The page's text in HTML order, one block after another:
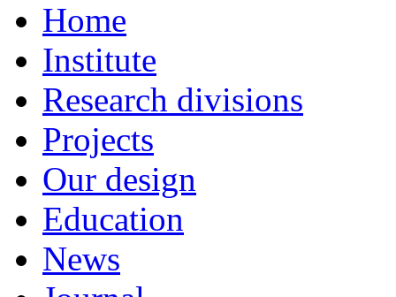
Home
Institute
Research divisions
Projects
Our design
Education
News